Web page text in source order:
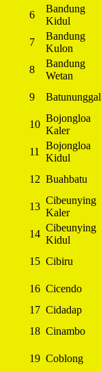
6
Bandung
Kidul
7
Bandung
Kulon
8
Bandung
Wetan
9 Batununggal
10
Bojongloa
Kaler
11
Bojongloa
Kidul
12 Buahbatu
13
Cibeunying
Kaler
14
Cibeunying
Kidul
15 Cibiru
16 Cicendo
17 Cidadap
18 Cinambo
19 Coblong